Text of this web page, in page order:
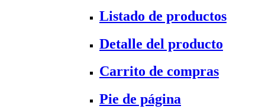
Listado de productos
Detalle del producto
Carrito de compras
Pie de página